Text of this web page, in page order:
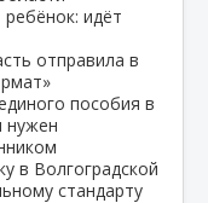
идёт
отправила в
пособия в
нужен
в Волгоградской
стандарту